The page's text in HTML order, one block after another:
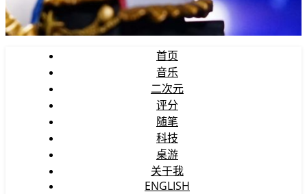
首页
音乐
二次元
评分
随笔
科技
桌游
关于我
ENGLISH